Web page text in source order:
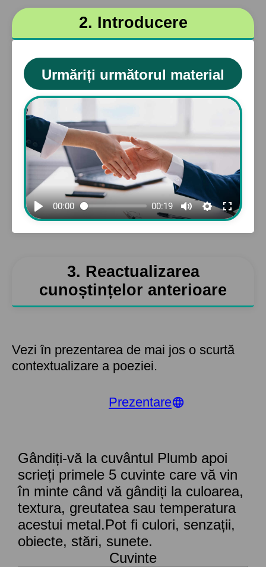
morfologic, lexical și stilistic
2. Introducere
Urmăriți următorul material
00:00 00:19
3. Reactualizarea
cunoștințelor anterioare
Vezi în prezentarea de mai jos o scurtă
contextualizare a poeziei.
Prezentare
Gândiți-vă la cuvântul Plumb apoi
scrieți primele 5 cuvinte care vă vin
în minte când vă gândiți la culoarea,
textura, greutatea sau temperatura
acestui metal.Pot fi culori, senzații,
obiecte, stări, sunete.
Cuvinte